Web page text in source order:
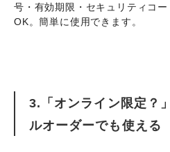
号・有効期限・セキュリティコ
OK。簡単に使用できます。
3.「オンライン限定？
ルオーダーでも使える